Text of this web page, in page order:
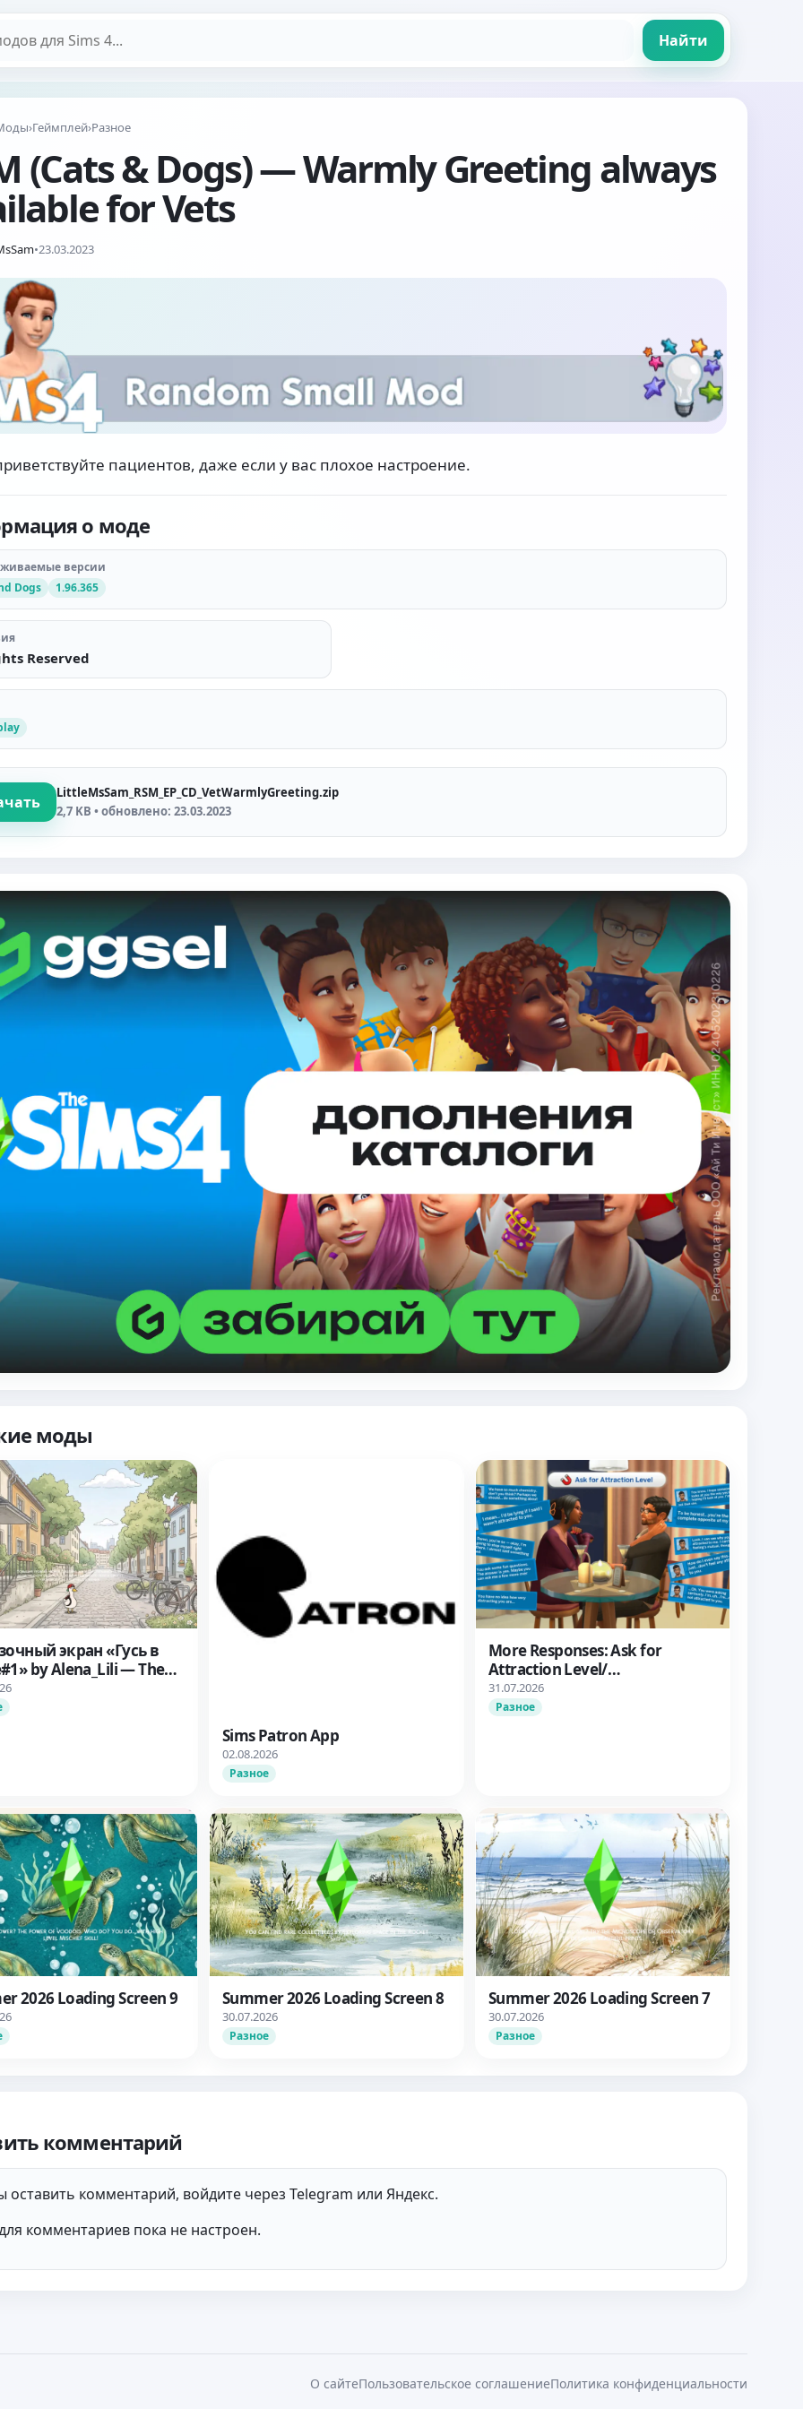
Найти
›Геймплей›Разное
(Cats & Dogs) — Warmly Greeting always
for Vets
•23.03.2023
пациентов, даже если у вас плохое настроение.
о моде
версии
Dogs
1.96.365
Reserved
LittleMsSam_RSM_EP_CD_VetWarmlyGreeting.zip
2,7 KB • обновлено: 23.03.2023
моды
экран «Гусь в
by Alena_Lili — The
Sims Patron App
02.08.2026
Разное
More Responses: Ask for
Attraction Level/
Дополнительные варианты
ответа: Узнать об уровне
31.07.2026
Разное
2026 Loading Screen 9 Summer 2026 Loading Screen 8
30.07.2026
Разное
Summer 2026 Loading Screen 7
30.07.2026
Разное
комментарий
оставить комментарий, войдите через Telegram или Яндекс.
комментариев пока не настроен.
О сайтеПользовательское соглашениеПолитика конфиденциальности